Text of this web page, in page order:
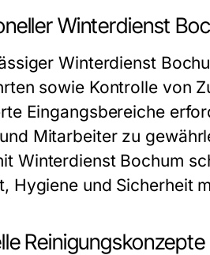
Winterdienst
Winterdienst
sowie Kontrolle von
Eingangsbereiche
Mitarbeiter zu
Winterdienst Bochum
Hygiene und Sicherheit
Reinigungskonzepte